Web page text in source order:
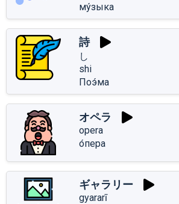
му́зыка
詩
し
shi
Поэ́ма
オペラ
opera
о́пера
ギャラリー
gyararī